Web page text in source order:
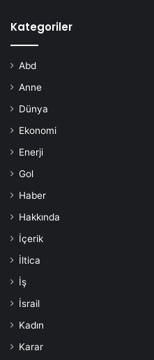
Kategoriler
Abd
Anne
Dünya
Ekonomi
Enerji
Gol
Haber
Hakkında
İçerik
İltica
İş
İsrail
Kadın
Karar